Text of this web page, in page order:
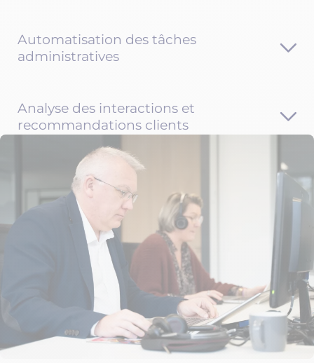
Automatisation des tâches
administratives
Analyse des interactions et
recommandations clients